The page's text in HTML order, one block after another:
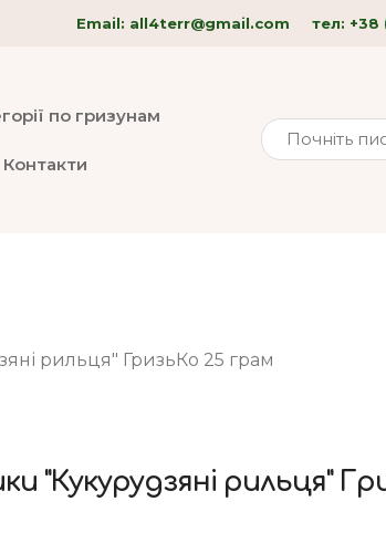
Email: all4terr@gmail.com тел: +38
по гризунам
Контакти
рильця" ГризьКо 25 грам
"Кукурудзяні рильця"